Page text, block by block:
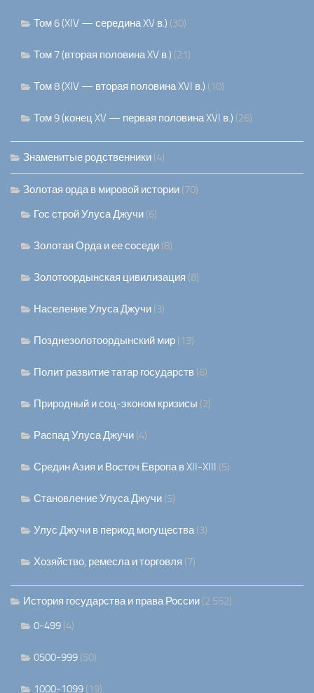
Том 6 (XIV — середина XV в.) (30)
Том 7 (вторая половина XV в.) (21)
Том 8 (XIV — вторая половина XVI в.) (10)
Том 9 (конец XV — первая половина XVI в.) (26)
Знаменитые родственники (4)
Золотая орда в мировой истории (70)
Гос строй Улуса Джучи (6)
Золотая Орда и ее соседи (8)
Золотоордынская цивилизация (8)
Население Улуса Джучи (3)
Позднезолотоордынский мир (13)
Полит развитие татар государств (6)
Природный и соц-эконом кризисы (2)
Распад Улуса Джучи (4)
Средин Азия и Восточ Европа в XII-XIII (5)
Становление Улуса Джучи (5)
Улус Джучи в период могущества(3)
Хозяйство, ремесла и торговля (7)
История государства и права России (2 552)
0-499 (4)
0500-999 (50)
1000-1099 (19)